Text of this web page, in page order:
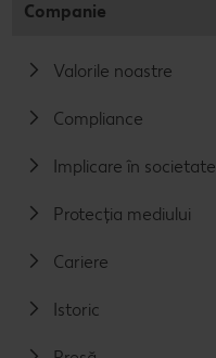
Companie
Valorile noastre
Compliance
Implicare în societate
Protecția mediului
Cariere
Istoric